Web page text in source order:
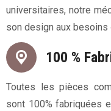
universitaires, notre
son design aux
100 %
Toutes les pièces
sont 100% fabriquées